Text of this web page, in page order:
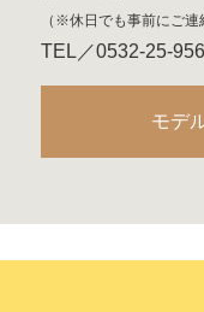
（※休日でも事前にご連
TEL／0532-25-
モデ